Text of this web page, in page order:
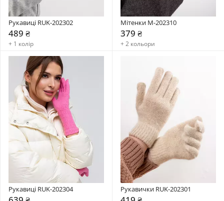
Рукавиці RUK-202302
489 ₴
+ 1 колір
Мітенки M-202310
379 ₴
+ 2 кольори
Рукавиці RUK-202304 Рукавички RUK-202301